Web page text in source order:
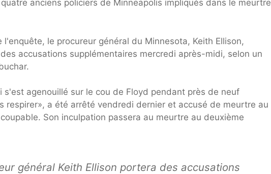
anciens policiers de Minneapolis impliqués dans le meurtre
le procureur général du Minnesota, Keith Ellison,
accusations supplémentaires mercredi après-midi, selon un
agenouillé sur le cou de Floyd pendant près de neuf
respirer», a été arrêté vendredi dernier et accusé de meurtre au
Son inculpation passera au meurtre au deuxième
général Keith Ellison portera des accusations